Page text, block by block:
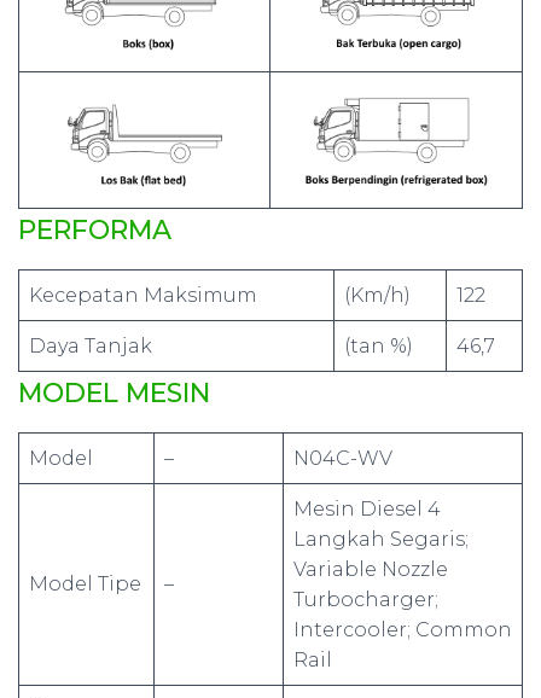
PERFORMA
Kecepatan Maksimum (Km/h) 122
Daya Tanjak (tan %) 46,7
MODEL MESIN
Model – N04C-WV
Model Tipe –
Mesin Diesel 4
Langkah Segaris;
Variable Nozzle
Turbocharger;
Intercooler; Common
Rail